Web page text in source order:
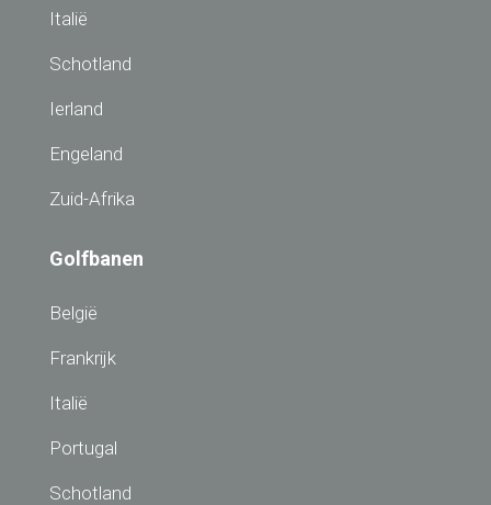
Italië
Schotland
Ierland
Engeland
Zuid-Afrika
Golfbanen
België
Frankrijk
Italië
Portugal
Schotland